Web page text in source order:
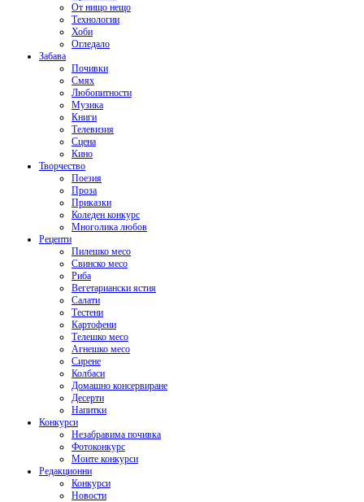
От нищо нещо
Технологии
Хоби
Огледало
Забава
Почивки
Смях
Любопитности
Музика
Книги
Телевизия
Сцена
Кино
Творчество
Поезия
Проза
Приказки
Коледен конкурс
Многолика любов
Рецепти
Пилешко месо
Свинско месо
Риба
Вегетариански ястия
Салати
Тестени
Картофени
Телешко месо
Агнешко месо
Сирене
Колбаси
Домашно консервиране
Десерти
Напитки
Конкурси
Незабравима почивка
Фотоконкурс
Моите конкурси
Редакционни
Конкурси
Новости